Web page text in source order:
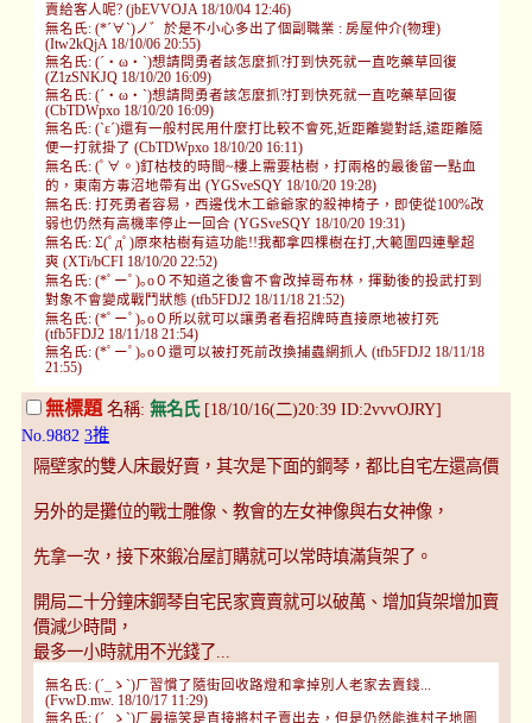
賣給客人呢? (jbEVVOJA 18/10/04 12:46)
無名氏: (*´∀`)ノ゛於是不小心多出了個副職業 : 房屋仲介(物理)
(Itw2kQjA 18/10/06 20:55)
無名氏: (´・ω・`)想請問勇者該怎麼抓?打到快死就一直吃藥草回復
(Z1zSNKJQ 18/10/20 16:09)
無名氏: (´・ω・`)想請問勇者該怎麼抓?打到快死就一直吃藥草回復
(CbTDWpxo 18/10/20 16:09)
無名氏: (`ε´)還有一般村民用什麼打比較不會死,近距離變對話,遠距離隨
便一打就掛了 (CbTDWpxo 18/10/20 16:11)
無名氏: (ﾟ∀。)釘枯枝的時間~樓上需要枯樹，打兩格的最後留一點血
的，東南方毒沼地帶有出 (YGSveSQY 18/10/20 19:28)
無名氏: 打死勇者容易，西邊伐木工爺爺家的殺神椅子，即使從100%改
弱也仍然有高機率停止一回合 (YGSveSQY 18/10/20 19:31)
無名氏: Σ(ﾟдﾟ)原來枯樹有這功能!!我都拿四棵樹在打,大範圍四連擊超
爽 (XTi/bCFI 18/10/20 22:52)
無名氏: (*ﾟーﾟ)｡o０不知道之後會不會改掉哥布林，揮動後的投武打到
對象不會變成戰鬥狀態 (tfb5FDJ2 18/11/18 21:52)
無名氏: (*ﾟーﾟ)｡o０所以就可以讓勇者看招牌時直接原地被打死
(tfb5FDJ2 18/11/18 21:54)
無名氏: (*ﾟーﾟ)｡o０還可以被打死前改換捕蟲網抓人 (tfb5FDJ2 18/11/18
21:55)
無標題名稱: 無名氏[18/10/16(二)20:39 ID:2vvvOJRY]
No.9882 3推
隔壁家的雙人床最好賣，其次是下面的鋼琴，都比自宅左還高價
另外的是攤位的戰士雕像、教會的左女神像與右女神像，
先拿一次，接下來鍛冶屋訂購就可以常時填滿貨架了。
開局二十分鐘床鋼琴自宅民家賣賣就可以破萬、增加貨架增加賣
價減少時間，
最多一小時就用不光錢了...
無名氏: (´_ゝ`)ㄏ習慣了隨街回收路燈和拿掉別人老家去賣錢...
(FvwD.mw. 18/10/17 11:29)
無名氏: (´_ゝ`)ㄏ最搞笑是直接將村子賣出去，但是仍然能進村子地圖